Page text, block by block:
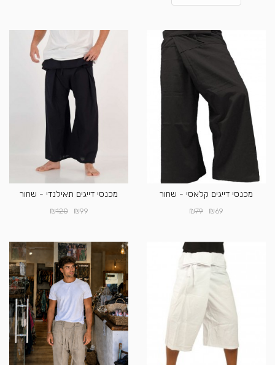
מכנסי דייגים קלאסי - שחור
₪69
₪79
מכנסי דייגים תאילנדי - שחור
₪99
₪120